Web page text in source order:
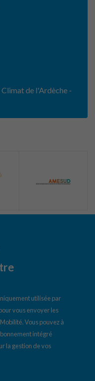
de l'Ardèche -
utilisée par
vous envoyer les
Vous pouvez à
intégré
la gestion de vos